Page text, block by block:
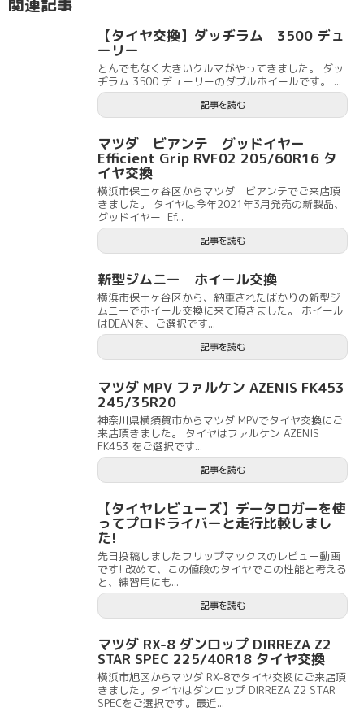
【タイヤ交換】ダッヂラム 3500 デュ
ーリー
とんでもなく大きいクルマがやってきました。 ダッ
ヂラム 3500 デューリーのダブルホイールです。 ...
記事を読む
マツダ ビアンテ グッドイヤー
Efficient Grip RVF02 205/60R16 タ
イヤ交換
横浜市保土ヶ谷区からマツダ ビアンテでご来店頂
きました。 タイヤは今年2021年3月発売の新製品、
グッドイヤー Ef...
記事を読む
新型ジムニー ホイール交換
横浜市保土ヶ谷区から、納車されたばかりの新型ジ
ムニーでホイール交換に来て頂きました。 ホイール
はDEANを、ご選択です...
記事を読む
マツダ MPV ファルケン AZENIS FK453
245/35R20
神奈川県横須賀市からマツダ MPVでタイヤ交換にご
来店頂きました。 タイヤはファルケン AZENIS
FK453 をご選択です...
記事を読む
【タイヤレビューズ】データロガーを使
ってプロドライバーと走行比較しまし
た!
先日投稿しましたフリップマックスのレビュー動画
です! 改めて、この値段のタイヤでこの性能と考える
と、練習用にも...
記事を読む
マツダ RX-8 ダンロップ DIRREZA Z2
STAR SPEC 225/40R18 タイヤ交換
横浜市旭区からマツダ RX-8でタイヤ交換にご来店頂
きました。タイヤはダンロップ DIRREZA Z2 STAR
SPECをご選択です。最近...